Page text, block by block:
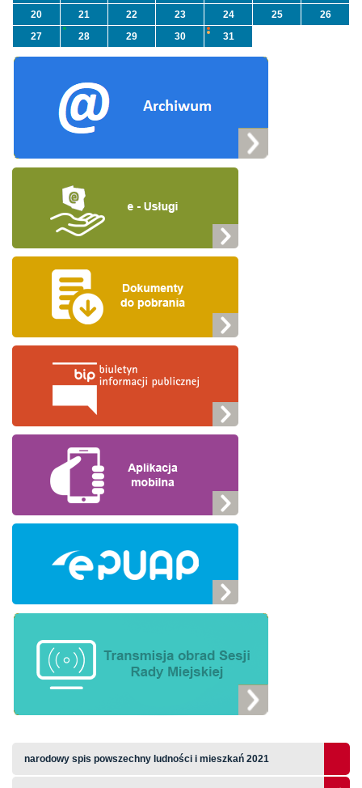
20
21 22 23 24 25
26
27
28 29 30 31
narodowy spis powszechny ludności i mieszkań 2021